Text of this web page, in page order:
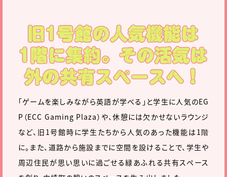
「ゲームを楽しみながら英語が学べる」と学生に人気のEG
P（ECC Gaming Plaza）や、休憩には欠かせないラウンジ
など、旧1号館時に学生たちから人気のあった機能は1階
に。また、道路から施設までに空間を設けることで、学生や
周辺住民が思い思いに過ごせる緑あふれる共有スペース